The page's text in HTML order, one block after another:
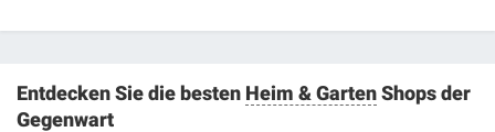
Entdecken Sie die besten Heim & GartenShops der
Gegenwart